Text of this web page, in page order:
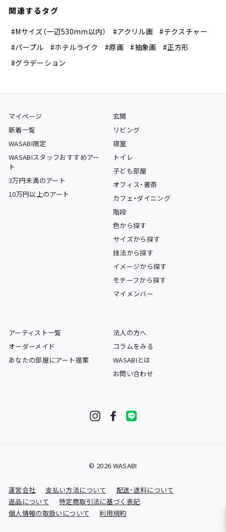
関連するタグ
#Mサイズ（一辺530mm以内） #アクリル画
#テクスチャー
#パープル
#ホテルライク #原画 #抽象画
#正方形
#グラデーション
マイページ
新着一覧
WASABI限定
WASABIスタッフおすすめアー
ト
3万円未満のアート
10万円以上のアート
玄関
リビング
寝室
トイレ
子ども部屋
オフィス・書斎
カフェ・ダイニング
階段
色から探す
サイズから探す
技法から探す
イメージから探す
モチーフから探す
マイメンバー
アーティスト一覧
オーダーメイド
あなたの部屋にアート提案
法人の方へ
コラムをみる
WASABIとは
お問い合わせ
© 2026 WASABI
運営会社 支払い方法について
配送・送料について
返品について
特定商取引法に基づく表記
個人情報の取扱いについて
利用規約